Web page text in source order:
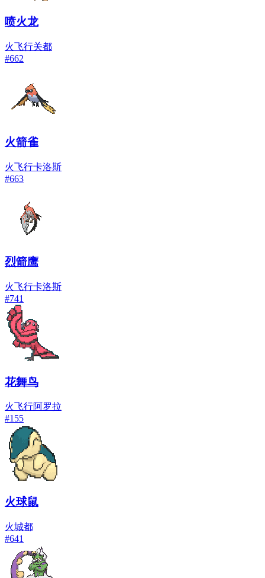
喷火龙
火飞行关都
#662
火箭雀
火飞行卡洛斯
#663
烈箭鹰
火飞行卡洛斯
#741
花舞鸟
火飞行阿罗拉
#155
火球鼠
火城都
#641